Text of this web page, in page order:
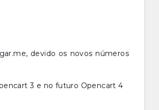
devido os novos números
3 e no futuro Opencart 4